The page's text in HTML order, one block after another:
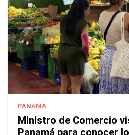
PANAMÁ
Ministro de Comercio